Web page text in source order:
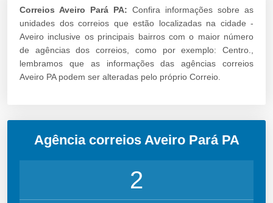
Correios Aveiro Pará PA: Confira informações sobre as
unidades dos correios que estão localizadas na cidade -
Aveiro inclusive os principais bairros com o maior número
de agências dos correios, como por exemplo: Centro.,
lembramos que as informações das agências correios
Aveiro PA podem ser alteradas pelo próprio Correio.
Agência correios Aveiro Pará PA
2